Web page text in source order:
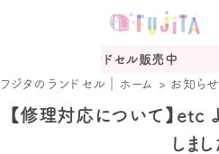
フジタのランドセル｜ホーム
> お知らせ
【修理対応について】etc
しまし